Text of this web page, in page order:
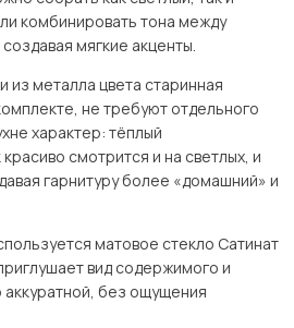
комбинировать тона между
мягкие акценты.
из металла цвета старинная
не требуют отдельного
характер: тёплый
смотрится и на светлых, и
гарнитуру более «домашний» и
матовое стекло Сатинат
вид содержимого и
аккуратной, без ощущения